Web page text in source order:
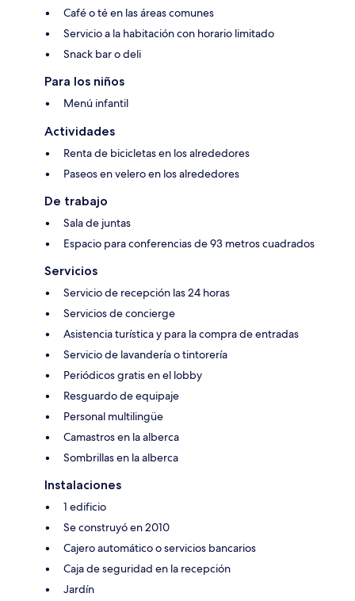
Café o té en las áreas comunes
Servicio a la habitación con horario limitado
Snack bar o deli
Para los niños
Menú infantil
Actividades
Renta de bicicletas en los alrededores
Paseos en velero en los alrededores
De trabajo
Sala de juntas
Espacio para conferencias de 93 metros cuadrados
Servicios
Servicio de recepción las 24 horas
Servicios de concierge
Asistencia turística y para la compra de entradas
Servicio de lavandería o tintorería
Periódicos gratis en el lobby
Resguardo de equipaje
Personal multilingüe
Camastros en la alberca
Sombrillas en la alberca
Instalaciones
1 edificio
Se construyó en 2010
Cajero automático o servicios bancarios
Caja de seguridad en la recepción
Jardín